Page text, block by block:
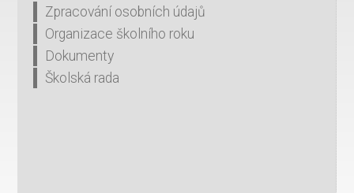
Zpracování osobních údajů
Organizace školního roku
Dokumenty
Školská rada